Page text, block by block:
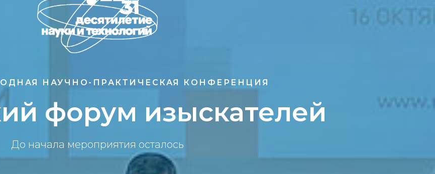
НАУЧНО-ПРАКТИЧЕСКАЯ КОНФЕРЕНЦИЯ
форум изыскателей
До начала мероприятия осталось